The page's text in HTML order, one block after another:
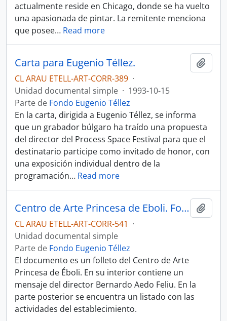
actualmente reside en Chicago, donde se ha vuelto
una apasionada de pintar. La remitente menciona
que posee… Read more
Carta para Eugenio Téllez.
CL ARAU ETELL-ART-CORR-389 ·
Unidad documental simple · 1993-10-15
Parte de Fondo Eugenio Téllez
En la carta, dirigida a Eugenio Téllez, se informa
que un grabador búlgaro ha traído una propuesta
del director del Process Space Festival para que el
destinatario participe como invitado de honor, con
una exposición individual dentro de la
programación… Read more
Centro de Arte Princesa de Eboli. Folleto
CL ARAU ETELL-ART-CORR-541 ·
Unidad documental simple
Parte de Fondo Eugenio Téllez
El documento es un folleto del Centro de Arte
Princesa de Éboli. En su interior contiene un
mensaje del director Bernardo Aedo Feliu. En la
parte posterior se encuentra un listado con las
actividades del establecimiento.